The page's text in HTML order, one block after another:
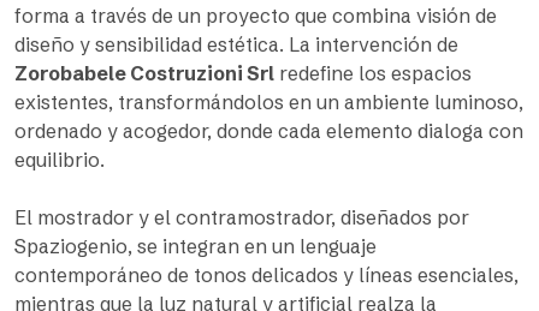
forma a través de un proyecto que combina visión de
diseño y sensibilidad estética. La intervención de
Zorobabele Costruzioni Srl redefine los espacios
existentes, transformándolos en un ambiente luminoso,
ordenado y acogedor, donde cada elemento dialoga con
equilibrio.
El mostrador y el contramostrador, diseñados por
Spaziogenio, se integran en un lenguaje
contemporáneo de tonos delicados y líneas esenciales,
mientras que la luz natural y artificial realza la